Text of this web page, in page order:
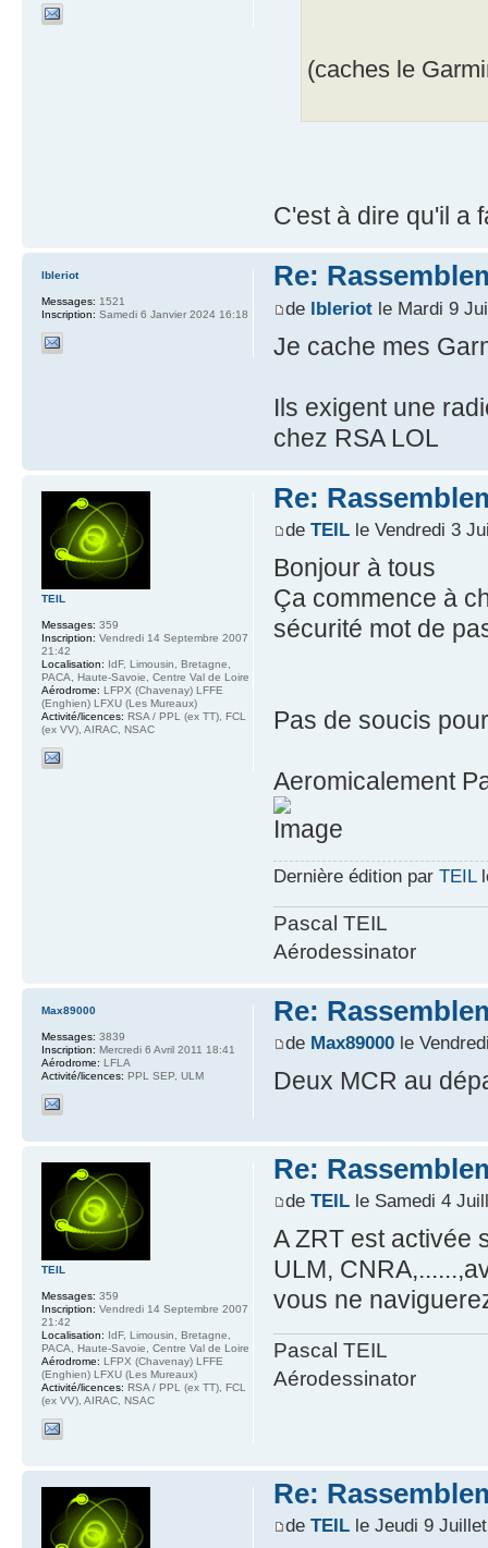
(caches le
C'est à dire qu'il a
Re:
de lbleriotle Mardi 9
Je cache mes
Ils exigent une
chez RSA LOL
lbleriot
Messages: 1521
Inscription: Samedi 6 Janvier 2024 16:18
Re:
de TEILle Vendredi 3
Bonjour à tous
Ça commence à
sécurité mot de
Pas de soucis
Aeromicalement
Dernière édition par TEIL
Pascal TEIL
Aérodessinator
TEIL
Messages: 359
Inscription: Vendredi 14 Septembre 2007
21:42
Localisation: IdF, Limousin, Bretagne,
PACA, Haute-Savoie, Centre Val de Loire
Aérodrome: LFPX (Chavenay) LFFE
(Enghien) LFXU (Les Mureaux)
Activité/licences: RSA / PPL (ex TT), FCL
(ex VV), AIRAC, NSAC
Re:
de Max89000le
Deux MCR au
Max89000
Messages: 3839
Inscription: Mercredi 6 Avril 2011 18:41
Aérodrome: LFLA
Activité/licences: PPL SEP, ULM
Re:
de TEILle Samedi 4
A ZRT est activée
ULM,
vous ne
Pascal TEIL
Aérodessinator
TEIL
Messages: 359
Inscription: Vendredi 14 Septembre 2007
21:42
Localisation: IdF, Limousin, Bretagne,
PACA, Haute-Savoie, Centre Val de Loire
Aérodrome: LFPX (Chavenay) LFFE
(Enghien) LFXU (Les Mureaux)
Activité/licences: RSA / PPL (ex TT), FCL
(ex VV), AIRAC, NSAC
Re:
de TEILle Jeudi 9